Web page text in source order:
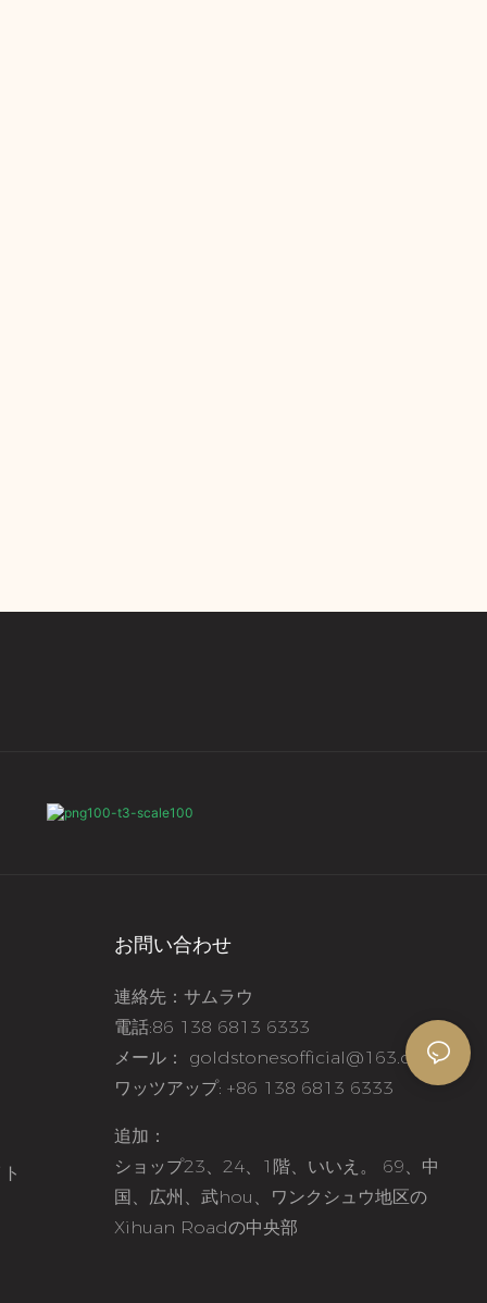
お問い合わせ
連絡先：サムラウ
電話:86 138 6813 6333
メール： goldstonesofficial@163.com
ワッツアップ: +86 138 6813 6333
追加：
ショップ23、24、1階、いいえ。 69、中
国、広州、武hou、ワンクシュウ地区の
Xihuan Roadの中央部